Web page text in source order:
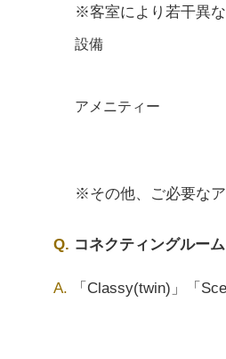
※客室により若干異な
設備
アメニティー
※その他、ご必要な
コネクティングルー
「Classy(twin)」「